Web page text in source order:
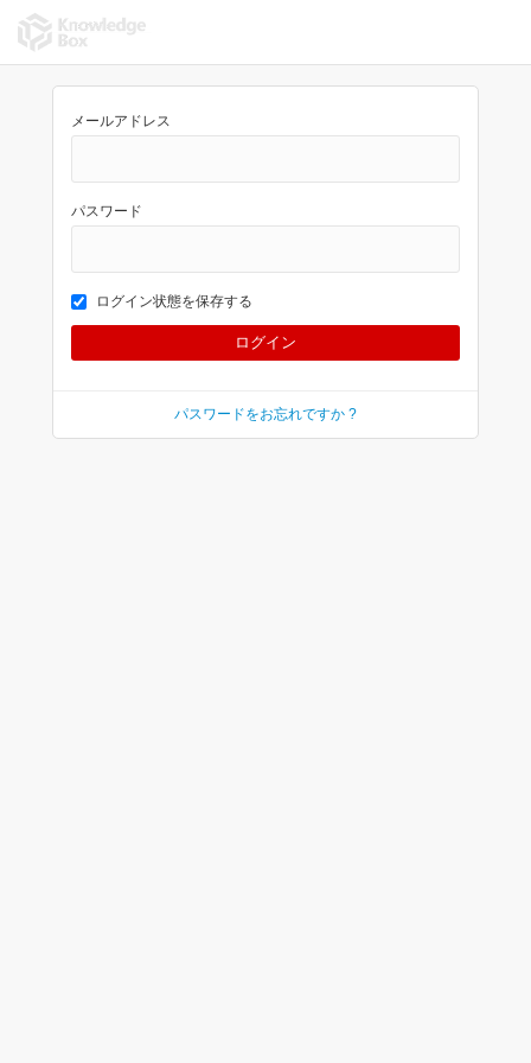
メールアドレス
パスワード
ログイン状態を保存する
パスワードをお忘れですか ?